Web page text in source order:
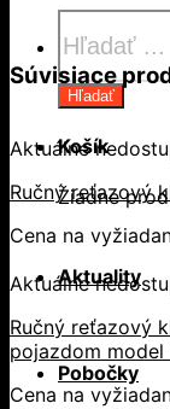
search
Hľadať
Košík
Žiadne
Aktuality
Pobočky
Súvisiace
Aktuálne
Ručný reťazový
Cena na
Aktuálne
Ručný reťazový
pojazdom model
Cena na